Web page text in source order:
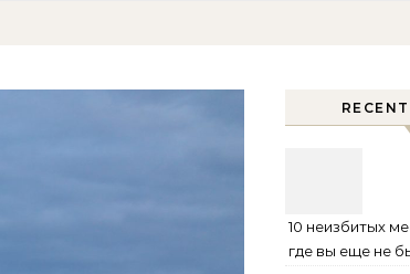
10 неизбитых
где вы еще не